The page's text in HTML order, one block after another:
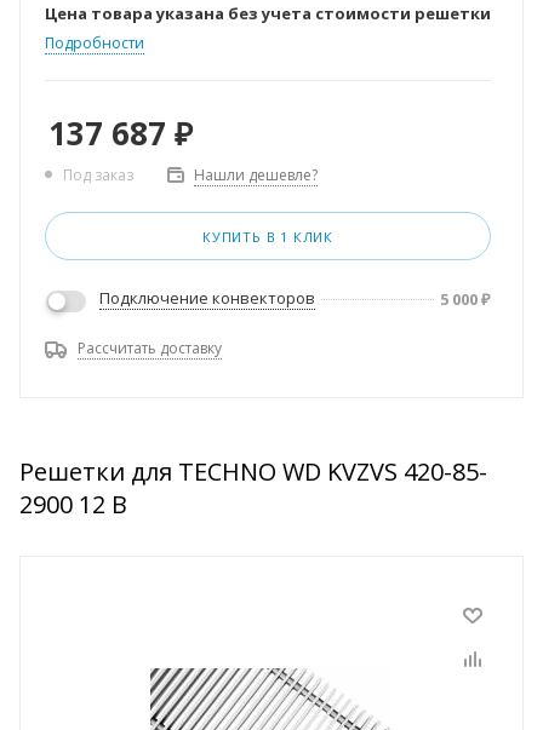
Цена товара указана без учета стоимости решетки
Подробности
137 687 ₽
Под заказ Нашли дешевле?
КУПИТЬ В 1 КЛИК
Подключение конвекторов 5 000₽
Рассчитать доставку
Решетки для TECHNO WD KVZVS 420-85-
2900 12 В